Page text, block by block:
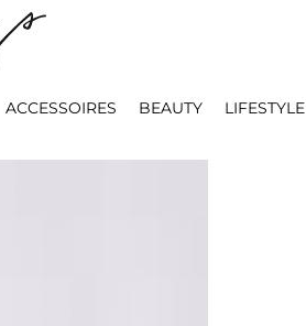
ACCESSOIRES BEAUTY LIFESTYLE